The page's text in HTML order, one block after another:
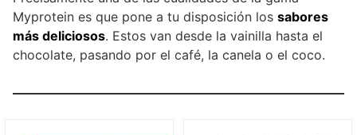
Myprotein es que pone a tu disposición los sabores
más deliciosos. Estos van desde la vainilla hasta el
chocolate, pasando por el café, la canela o el coco.